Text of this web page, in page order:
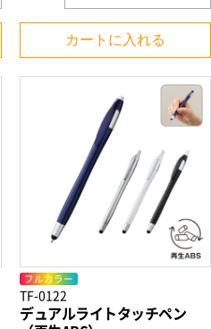
カートに入れる
フルカラー
TF-0122
デュアルライトタッチペン